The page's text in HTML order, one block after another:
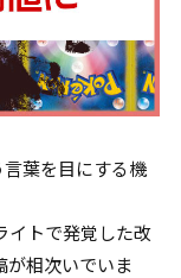
言葉を目にする機
イトで発覚した改
が相次いでいま